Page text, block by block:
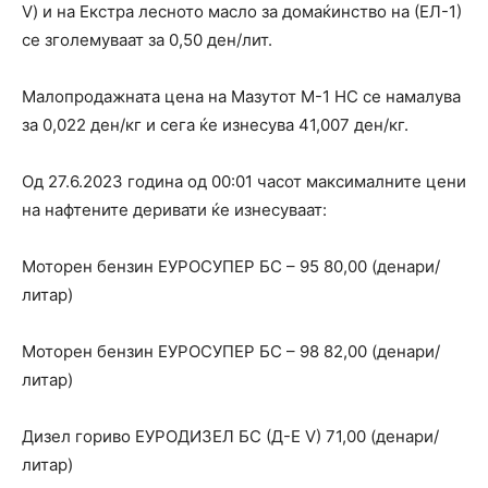
V) и на Екстра лесното масло за домаќинство на (ЕЛ-1)
се зголемуваат за 0,50 ден/лит.
Малопродажната цена на Мазутот М-1 НС се намалува
за 0,022 ден/кг и сега ќе изнесува 41,007 ден/кг.
Од 27.6.2023 година од 00:01 часот максималните цени
на нафтените деривати ќе изнесуваат:
Моторен бензин ЕУРОСУПЕР БС – 95 80,00 (денари/
литар)
Моторен бензин ЕУРОСУПЕР БС – 98 82,00 (денари/
литар)
Дизел гориво ЕУРОДИЗЕЛ БС (Д-Е V) 71,00 (денари/
литар)